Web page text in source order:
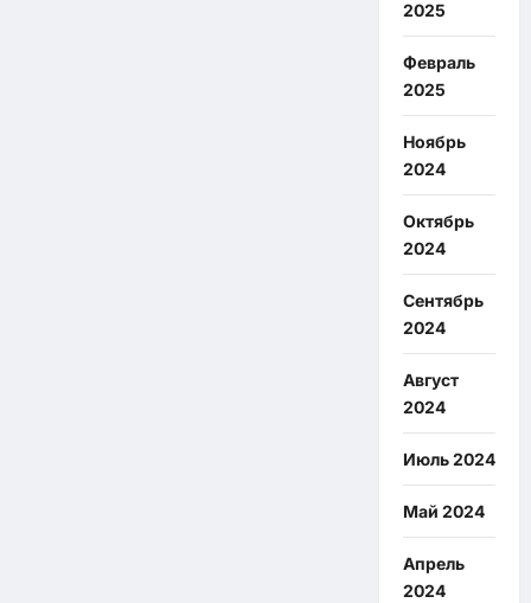
2025
Февраль
2025
Ноябрь
2024
Октябрь
2024
Сентябрь
2024
Август
2024
Июль 2024
Май 2024
Апрель
2024